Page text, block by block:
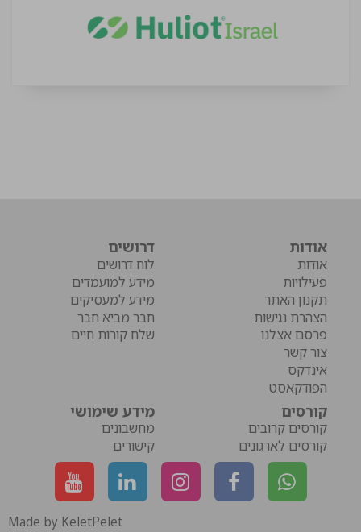
אודות
אודות
פעילויות
תקנון האתר
הצהרת נגישות
פרסם אצלנו
צור קשר
אינדקס
הפודקאסט
דרושים
לוח דרושים
מידע למועמדים
מידע למעסיקים
חבר מביא חבר
שלח קורות חיים
קורסים
קורסים קרובים
קורסים לארגונים
מידע שימושי
מחשבונים
קישורים
Made by KeletPelet